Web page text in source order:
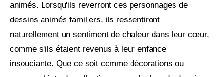
animés. Lorsqu'ils reverront ces personnages de
dessins animés familiers, ils ressentiront
naturellement un sentiment de chaleur dans leur cœur,
comme s'ils étaient revenus à leur enfance
insouciante. Que ce soit comme décorations ou